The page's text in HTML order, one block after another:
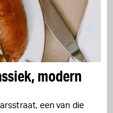
modern
een van die